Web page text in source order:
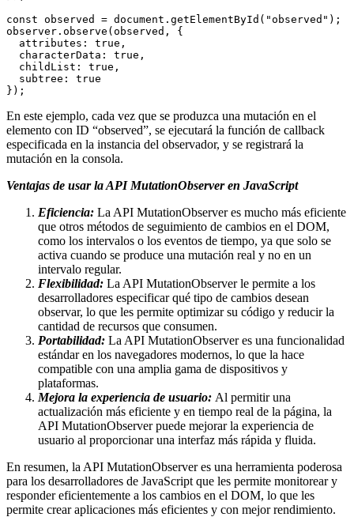
const observed = document. getElementById ( "observed" );
observer. observe (observed, {
  attributes:
true ,
  characterData:
true ,
  childList:
true ,
  subtree:
true
En este ejemplo, cada vez que se produzca una mutación en el
elemento con ID “observed”, se ejecutará la función de callback
especificada en la instancia del observador, y se registrará la
mutación en la consola.
Ventajas de usar la API MutationObserver en JavaScript
Eficiencia: La API MutationObserver es mucho más eficiente
que otros métodos de seguimiento de cambios en el DOM,
como los intervalos o los eventos de tiempo, ya que solo se
activa cuando se produce una mutación real y no en un
intervalo regular.
Flexibilidad: La API MutationObserver le permite a los
desarrolladores especificar qué tipo de cambios desean
observar, lo que les permite optimizar su código y reducir la
cantidad de recursos que consumen.
Portabilidad: La API MutationObserver es una funcionalidad
estándar en los navegadores modernos, lo que la hace
compatible con una amplia gama de dispositivos y
plataformas.
Mejora la experiencia de usuario: Al permitir una
actualización más eficiente y en tiempo real de la página, la
API MutationObserver puede mejorar la experiencia de
usuario al proporcionar una interfaz más rápida y fluida.
En resumen, la API MutationObserver es una herramienta poderosa
para los desarrolladores de JavaScript que les permite monitorear y
responder eficientemente a los cambios en el DOM, lo que les
permite crear aplicaciones más eficientes y con mejor rendimiento.